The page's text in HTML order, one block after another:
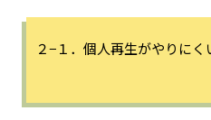
２−１．個人再生がやりに